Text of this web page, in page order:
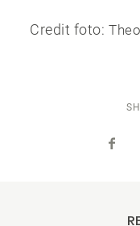
Credit foto: